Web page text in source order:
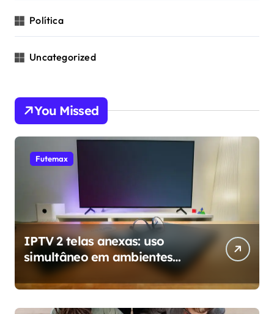
Política
Uncategorized
You Missed
Futemax
IPTV 2 telas anexas: uso
simultâneo em ambientes
diferentes da casa